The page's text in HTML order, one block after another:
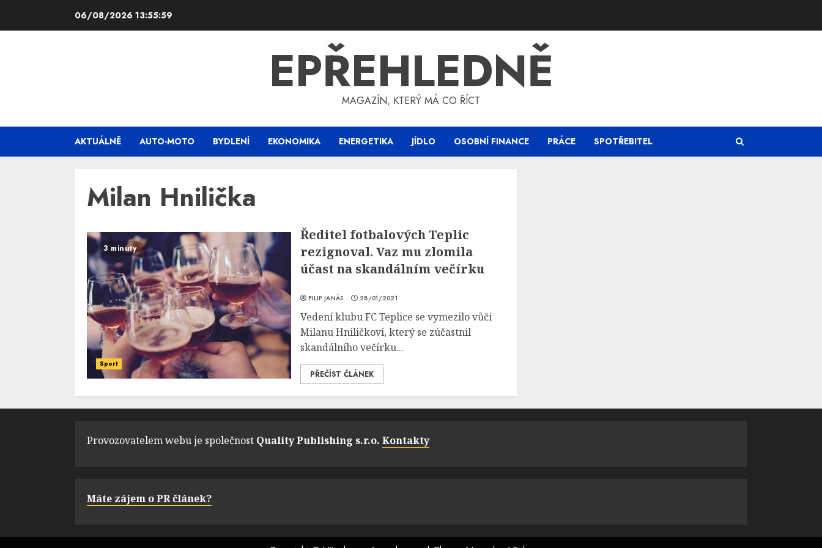
06/08/2026 13:56:00
EPŘEHLEDNĚ
MAGAZÍN, KTERÝ MÁ CO ŘÍCT
AKTUÁLNĚ AUTO-MOTO BYDLENÍ EKONOMIKA ENERGETIKA JÍDLO OSOBNÍ FINANCE PRÁCE SPOTŘEBITEL
Milan Hnilička
3 minuty
Sport
Ředitel fotbalových Teplic
rezignoval. Vaz mu zlomila
účast na skandálním večírku
FILIP JANÁS 28/01/2021
Vedení klubu FC Teplice se vymezilo vůči
Milanu Hniličkovi, který se zúčastnil
skandálního večírku...
PŘEČÍST ČLÁNEK
Provozovatelem webu je společnost Quality Publishing s.r.o. Kontakty
Máte zájem o PR článek?